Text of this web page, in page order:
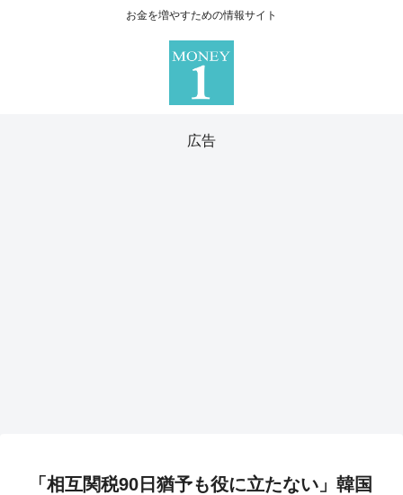
お金を増やすための情報サイト
広告
「相互関税90日猶予も役に立たない」韓国